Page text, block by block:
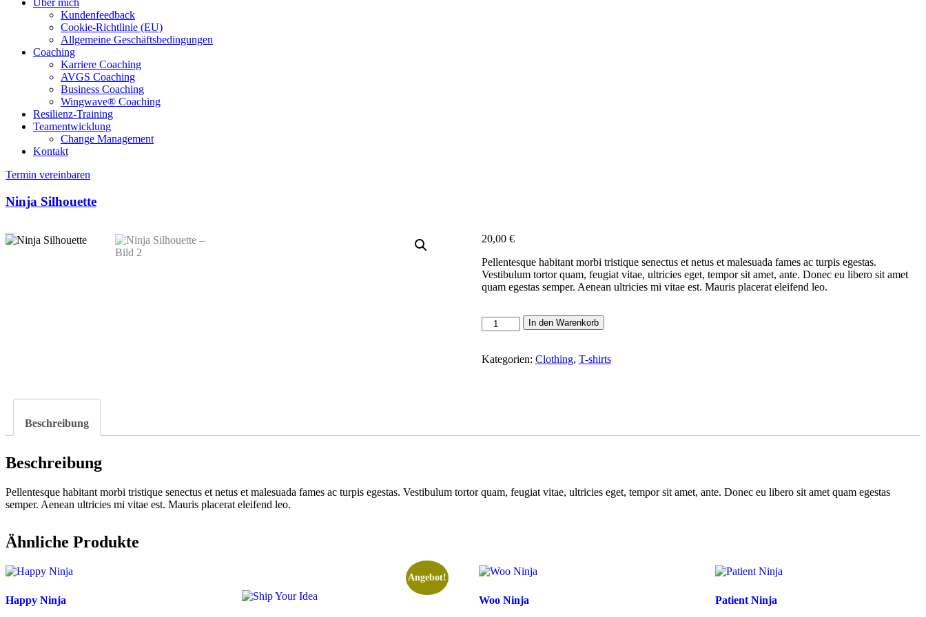
Über mich
Kundenfeedback
Cookie-Richtlinie (EU)
Allgemeine Geschäftsbedingungen
Coaching
Karriere Coaching
AVGS Coaching
Business Coaching
Wingwave® Coaching
Resilienz-Training
Teamentwicklung
Change Management
Kontakt
Termin vereinbaren
Ninja Silhouette
20,00 €
Pellentesque habitant morbi tristique senectus et netus et malesuada fames ac turpis egestas.
Vestibulum tortor quam, feugiat vitae, ultricies eget, tempor sit amet, ante. Donec eu libero sit amet
quam egestas semper. Aenean ultricies mi vitae est. Mauris placerat eleifend leo.
Silhouette
Menge
In den Warenkorb
Kategorien: Clothing, T-shirts
Beschreibung
Beschreibung
Pellentesque habitant morbi tristique senectus et netus et malesuada fames ac turpis egestas. Vestibulum tortor quam, feugiat vitae, ultricies eget, tempor sit amet, ante. Donec eu libero sit amet quam egestas
semper. Aenean ultricies mi vitae est. Mauris placerat eleifend leo.
Ähnliche Produkte
Happy Ninja
Angebot!
Woo Ninja Patient Ninja